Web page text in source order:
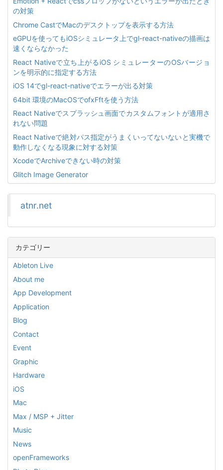
の対策
Chrome CastでMacのデスクトップを表示する方法
eGPUを使ってもiOSシミュレータ上でgl-react-nativeの描画は
速くならなかった
React Nativeで立ち上がるiOS シミュレーターのOSバージョ
ンを明示的に指定する方法
iOS 14でgl-react-nativeでエラーが出る対策
64bit 環境のMacOSでofxFftを使う方法
React Nativeでスプラッシュ画面でカスタムフォントが適用さ
れない問題
React Nativeで絶対パス指定がうまくいってないないと実機で
動作しなくなる現象に対する対策
XcodeでArchiveできない時の対策
Glitch Image Generator
atnr.net
カテゴリー
Ableton Live
About me
App Development
Application
Blog
Contact
Event
Graphic
Hardware
iOS
Mac
Max / MSP + Jitter
Music
News
openFrameworks